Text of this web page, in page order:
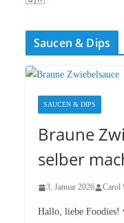
Saucen & Dips
SAUCEN & DIPS
Braune
selber
3. Januar 2026 Carol
Hallo, liebe Foodies!